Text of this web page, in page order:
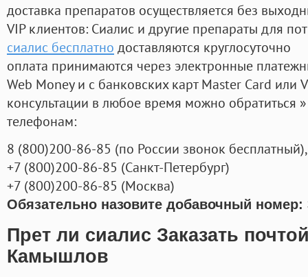
доставка препаратов осуществляется без
VIP клиентов: Сиалис и другие препараты для
сиалис бесплатно доставляются круглосуточно
оплата принимаются через электронные
Web Money и с банковских карт Master Card или
консультации в любое время можно обратиться
телефонам:
8 (800)200-86-85 (по России звонок бесплатный),
+7 (800)200-86-85 (Санкт-Петербург)
+7 (800)200-86-85 (Москва)
Обязательно назовите добавочный номер:
Прет ли сиалис Заказать
Камышлов